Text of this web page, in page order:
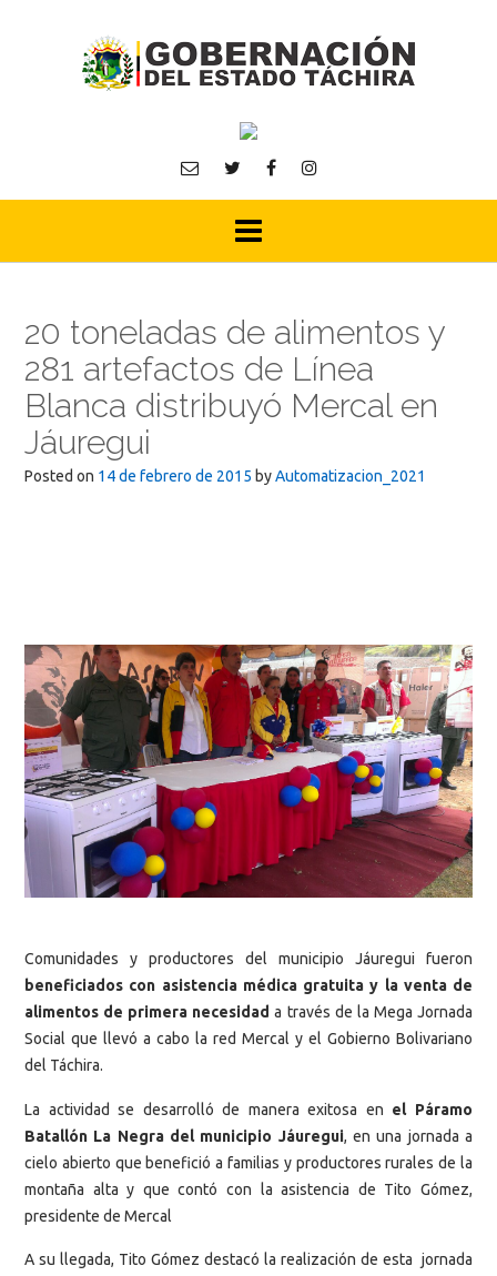
20 toneladas de alimentos y
281 artefactos de Línea
Blanca distribuyó Mercal en
Jáuregui
Posted on 14 de febrero de 2015 byAutomatizacion_2021
Comunidades y productores del municipio Jáuregui fueron
beneficiados con asistencia médica gratuita y la venta de
alimentos de primera necesidad a través de la Mega Jornada
Social que llevó a cabo la red Mercal y el Gobierno Bolivariano
del Táchira.
La actividad se desarrolló de manera exitosa en el Páramo
Batallón La Negra del municipio Jáuregui, en una jornada a
cielo abierto que benefició a familias y productores rurales de la
montaña alta y que contó con la asistencia de Tito Gómez,
presidente de Mercal
A su llegada, Tito Gómez destacó la realización de esta jornada